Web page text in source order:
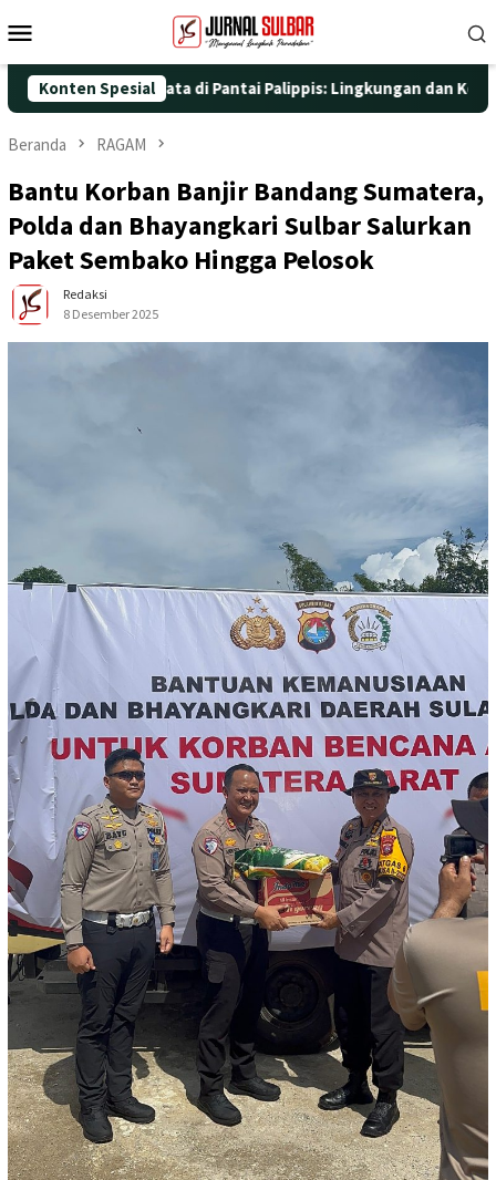
ke
Mobile
Konten Spesial
Aksi Nyata di Pantai Palippis: Lingkungan dan Kesehatan
Beranda RAGAM
Bantu Korban Banjir Bandang Sumatera,
Polda dan Bhayangkari Sulbar Salurkan
Paket Sembako Hingga Pelosok
Redaksi
8 Desember 2025